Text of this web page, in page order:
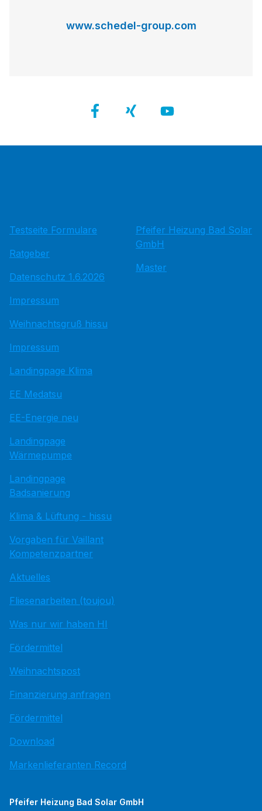
www.schedel-group.com
Testseite Formulare
Ratgeber
Datenschutz 1.6.2026
Impressum
Weihnachtsgruß hissu
Impressum
Landingpage Klima
EE Medatsu
EE-Energie neu
Landingpage
Wärmepumpe
Landingpage
Badsanierung
Klima & Lüftung - hissu
Vorgaben für Vaillant
Kompetenzpartner
Aktuelles
Fliesenarbeiten (toujou)
Was nur wir haben HI
Fördermittel
Weihnachtspost
Finanzierung anfragen
Fördermittel
Download
Markenlieferanten Record
Pfeifer Heizung Bad Solar
GmbH
Master
Pfeifer Heizung Bad Solar GmbH